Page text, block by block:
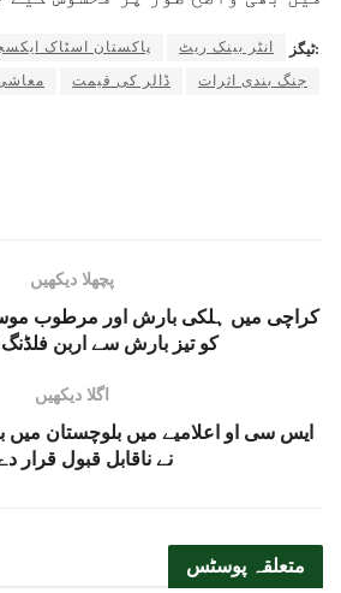
ٹیگز: انٹر بینک ریٹ پاکستان اسٹاک
جنگ بندی اثرات
ڈالر کی قیمت
پچھلا دیکھیں
کراچی میں ہلکی بارش اور مرطوب
کو تیز بارش سے اربن
اگلا دیکھیں
ایس سی او اعلامیے میں بلوچستان میں
نے ناقابل قبول قرار
متعلقہ پوسٹس